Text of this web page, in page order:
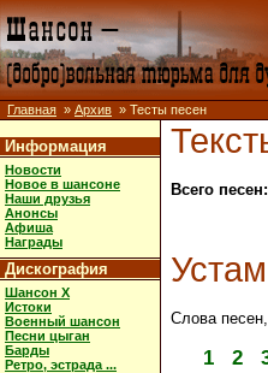
Главная » Архив » Тесты песен
Информация
Новости
Новое в шансоне
Наши друзья
Анонсы
Афиша
Награды
Дискография
Шансон X
Истоки
Военный шансон
Песни цыган
Барды
Ретро, эстрада ...
Всего
Слова
1 2